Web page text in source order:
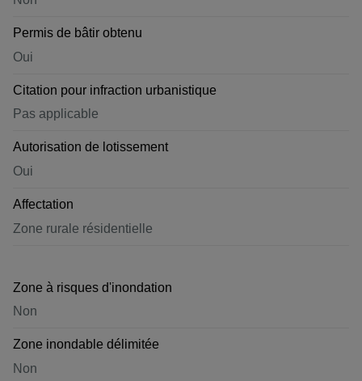
Permis de bâtir obtenu
Oui
Citation pour infraction urbanistique
Pas applicable
Autorisation de lotissement
Oui
Affectation
Zone rurale résidentielle
Zone à risques d'inondation
Non
Zone inondable délimitée
Non